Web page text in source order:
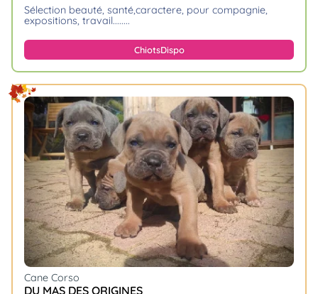
sélection beauté, santé,caractere, pour compagnie,
expositions, travail......
ChiotsDispo
Cane Corso
DU MAS DES ORIGINES